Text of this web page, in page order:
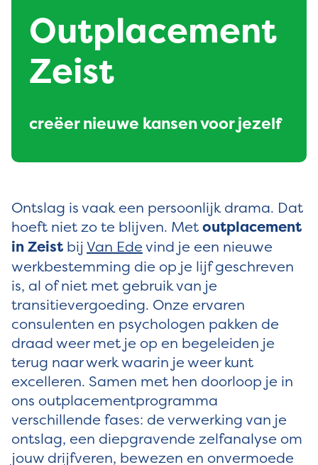
Outplacement
Zeist
creëer nieuwe kansen voor jezelf
Ontslag is vaak een persoonlijk drama. Dat
hoeft niet zo te blijven. Met outplacement
in Zeist bij Van Ede vind je een nieuwe
werkbestemming die op je lijf geschreven
is, al of niet met gebruik van je
transitievergoeding. Onze ervaren
consulenten en psychologen pakken de
draad weer met je op en begeleiden je
terug naar werk waarin je weer kunt
excelleren. Samen met hen doorloop je in
ons outplacementprogramma
verschillende fases: de verwerking van je
ontslag, een diepgravende zelfanalyse om
jouw drijfveren, bewezen en onvermoede